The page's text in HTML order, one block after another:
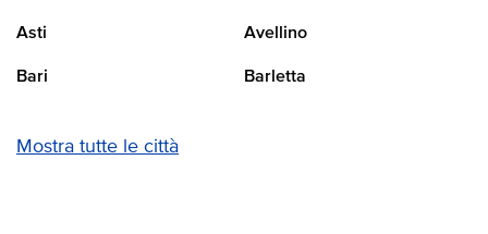
Asti Avellino
Bari Barletta
Mostra tutte le città